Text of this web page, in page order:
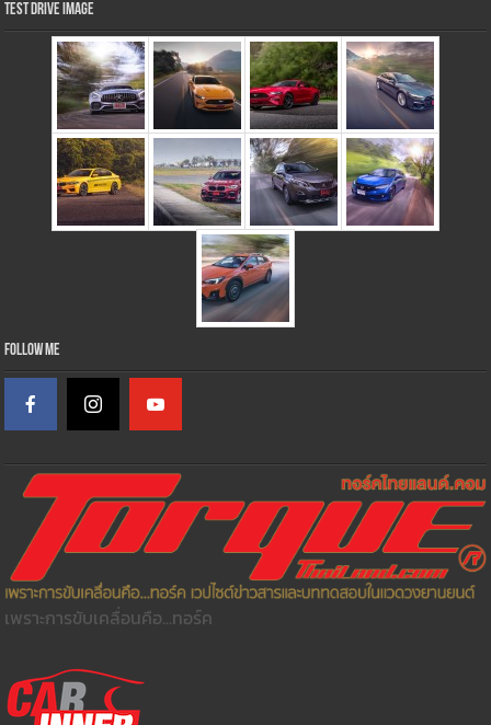
Test Drive Image
Follow Me
เพราะการขับเคลื่อนคือ...ทอร์ค